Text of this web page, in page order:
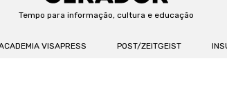
Tempo para informação, cultura e educação
VISAPRESS POST/ZEITGEIST